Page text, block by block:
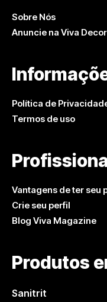
Sobre Nós
Anuncie na Viva
Política de
Termos de uso
Vantagens de ter seu
Crie seu perfil
Blog Viva Magazine
Produtos
Sanitrit